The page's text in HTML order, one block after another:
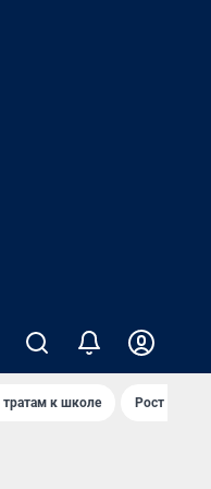
к школе Рост цен на